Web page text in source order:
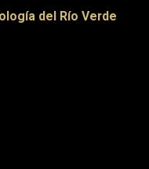
del Río Verde